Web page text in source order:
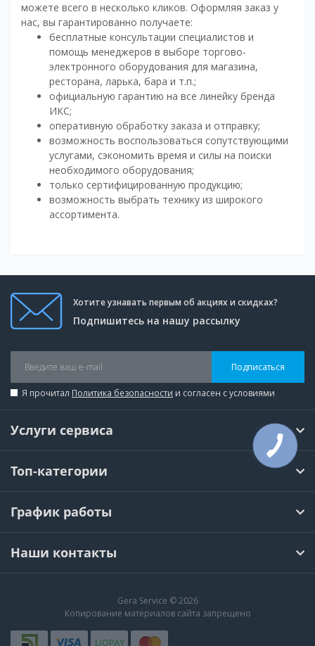
можете всего в несколько кликов. Оформляя заказ у
нас, вы гарантированно получаете:
бесплатные консультации специалистов и
помощь менеджеров в выборе торгово-
электронного оборудования для магазина,
ресторана, ларька, бара и т.п.;
официальную гарантию на все линейку бренда
ИКС;
оперативную обработку заказа и отправку;
возможность воспользоваться сопутствующими
услугами, сэкономить время и силы на поиски
необходимого оборудования;
только сертифицированную продукцию;
возможность выбрать технику из широкого
ассортимента.
Хотите узнавать первым об акциях и скидках?
Подпишитесь на нашу рассылку
Подписаться
Я прочитал Политика безопасности и согласен с условиями
Услуги сервиса
Топ-категории
График работы
Наши контакты
Gera Service © 2026
Копирование материалов сайта запрещено